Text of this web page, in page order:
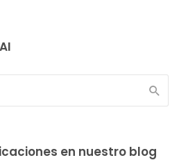
en nuestro blog